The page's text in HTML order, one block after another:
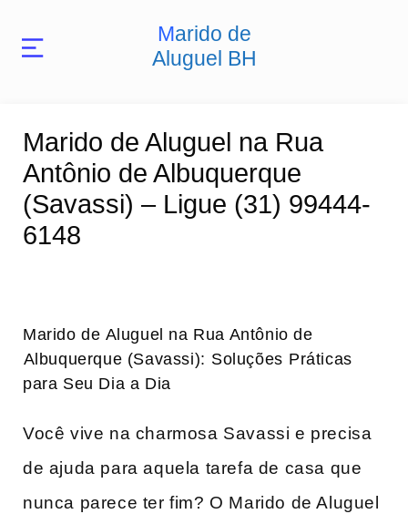
Marido de
Aluguel BH
Marido de Aluguel na Rua
Antônio de Albuquerque
(Savassi) – Ligue (31) 99444-
6148
Marido de⁤ Aluguel ‍na Rua Antônio de
⁣Albuquerque ​(Savassi): ⁤Soluções⁤ Práticas⁣
para Seu Dia a​ Dia
Você vive na charmosa Savassi e ​precisa
de ajuda para aquela tarefa de casa que
nunca ​parece ter fim? O Marido de Aluguel